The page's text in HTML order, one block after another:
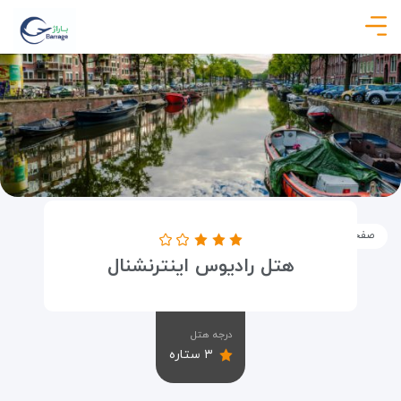
صفحه نخست اقامتگاه ها هتل رادیوس اینترنشنال
هتل رادیوس اینترنشنال
درجه هتل